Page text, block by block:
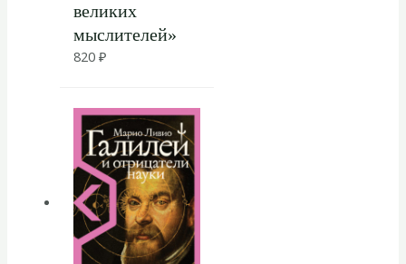
великих
мыслителей»
820 ₽